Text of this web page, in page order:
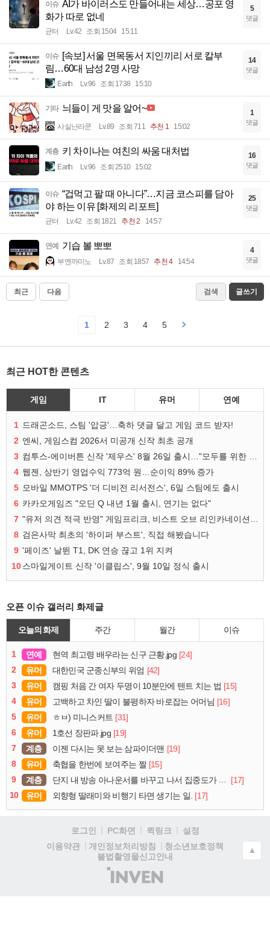
이슈 AI가 바이러스도 만들어내는 세상…공포 영
화가 따로 없네
균터 Lv.42 조회 1504 15:11
5
댓글
이슈 [속보] 서울 면목동서 지인끼리 서로 칼부
림…60대 남성 2명 사망
Earth Lv.96 조회 1738 15:10
14
댓글
기타 늬들이 게 맛을 알어~
사실난라쿤 Lv.89 조회 711 추천 1 15:02
1
댓글
계층 키 차이나는 여친의 싸움 대처법
Earth Lv.96 조회 2510 15:02
16
댓글
이슈 “겁먹고 팔 때 아니다”…지금 코스피를 담아
야 하는 이유 [화제의 리포트]
균터 Lv.42 조회 1821 추천 2 14:57
25
댓글
연예 기습 볼 뽀뽀
부엔까미노 Lv.87 조회 1857 추천 4 14:54
4
댓글
최근 다음 검색 글쓰기
1 2 3 4 5
최근 HOT한 콘텐츠
게임 IT 유머 연예
1 드래곤소드, 스팀 '압긍'…축하 댓글 달고 게임 코드 받자!
2 엔씨, 게임스컴 2026서 미공개 신작 최초 공개
3
컴투스-에이버튼 신작 '제우스' 8월 26일 출시…"모두를 위한 경쟁"
4 웹젠, 상반기 영업수익 773억 원…순이익 89% 증가
5 모바일 MMOTPS '더 디비전 리서전스', 6일 스팀에도 출시
6 카카오게임즈 "오딘 Q 내년 1월 출시, 연기는 없다"
7
"유저 의견 적극 반영" 게임프리크, 비스트 오브 리인카네이션 개선 나선다
8 검은사막 최초의 '하이퍼 부스트', 직접 해봤습니다
9 '페이즈' 날뛴 T1, DK 연승 끊고 1위 지켜
10스마일게이트 신작 '이클립스', 9월 10일 정식 출시
오픈 이슈 갤러리 화제글
오늘의 화제 주간 월간 이슈
1 연예 현역 최고령 배우라는 신구 근황.jpg [24]
2
유머 대한민국 군종신부의 위엄 [42]
3
유머 캠핑 처음 간 여자 두명이 10분만에 텐트 치는 법 [15]
4
유머 고백하고 차인 딸이 불평하자 바로잡는 어머님 [16]
5
유머 ㅎㅂ) 미니스커트 [31]
6
유머 1호선 장판파.jpg [19]
7
계층 이젠 다시는 못 보는 삼파이더맨 [19]
8
유머 축협을 한번에 보여주는 짤 [15]
9
계층 단지 내 방송 아나운서를 바꾸고 나서 집중도가 확 올라갔다는 한 아파트의 안내방송
[17]
10
유머 외향형 딸래미와 비행기 타면 생기는 일. [17]
로그인 PC화면 퀵링크
설정
이용약관
개인정보처리방침
청소년보호정책
불법촬영물신고안내
(주)
인
▲